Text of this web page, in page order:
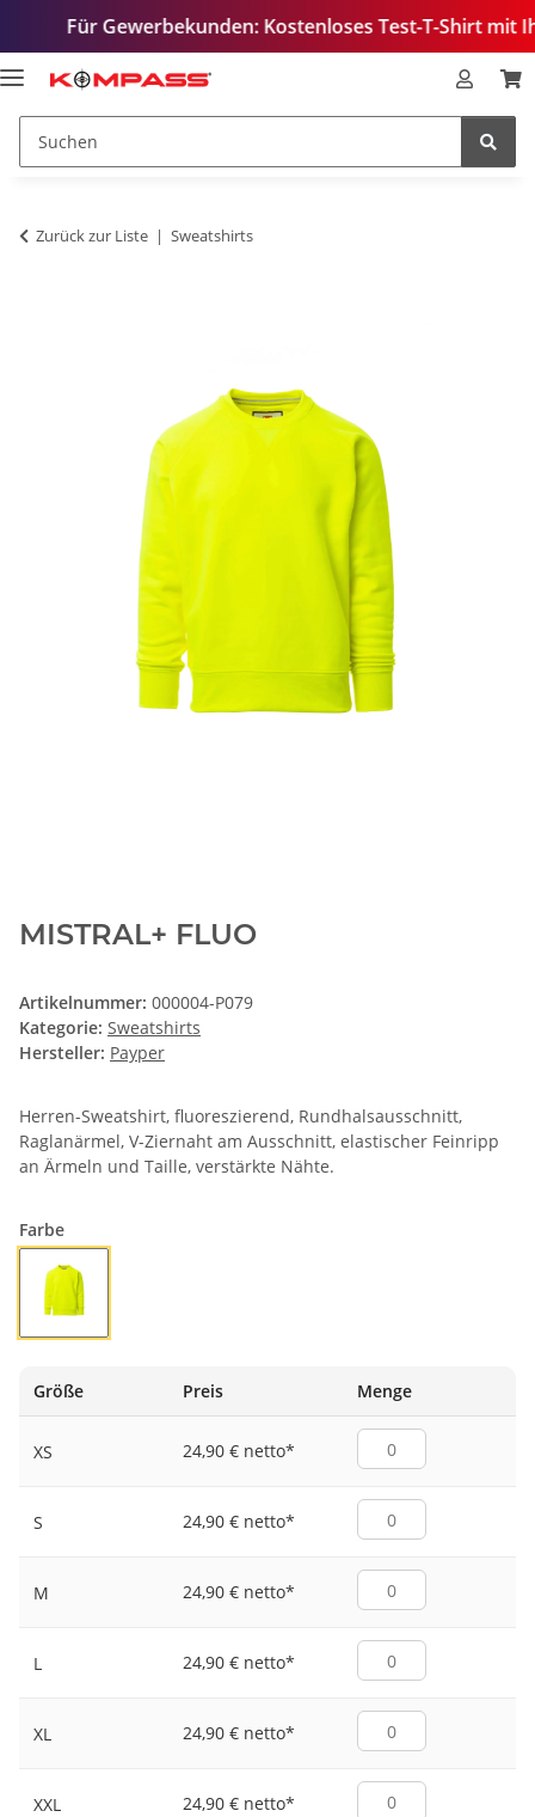
Gewerbekunden: Kostenloses Test-T-Shirt mit Ihrem
Zurück zur Liste Sweatshirts
MISTRAL+ FLUO
Artikelnummer: 000004-P079
Kategorie: Sweatshirts
Hersteller: Payper
Herren-Sweatshirt, fluoreszierend, Rundhalsausschnitt,
Raglanärmel, V-Ziernaht am Ausschnitt, elastischer Feinripp
an Ärmeln und Taille, verstärkte Nähte.
Farbe
Größe
Preis Menge
XS 24,90 € netto*
S 24,90 € netto*
M 24,90 € netto*
L 24,90 € netto*
XL 24,90 € netto*
XXL 24,90 € netto*